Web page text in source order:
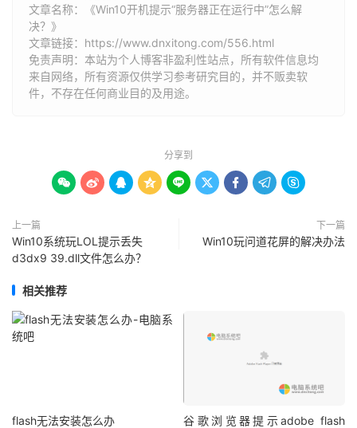
文章名称：《Win10开机提示“服务器正在运行中”怎么解
决？》
文章链接： https://www.dnxitong.com/556.html
免责声明：本站为个人博客非盈利性站点，所有软件信息均
来自网络，所有资源仅供学习参考研究目的，并不贩卖软
件，不存在任何商业目的及用途。
分享到
        
上一篇
Win10系统玩LOL提示丢失
d3dx9 39.dll文件怎么办？
下一篇
Win10玩问道花屏的解决办法
相关推荐
flash无法安装怎么办
谷歌浏览器提示adobe flash